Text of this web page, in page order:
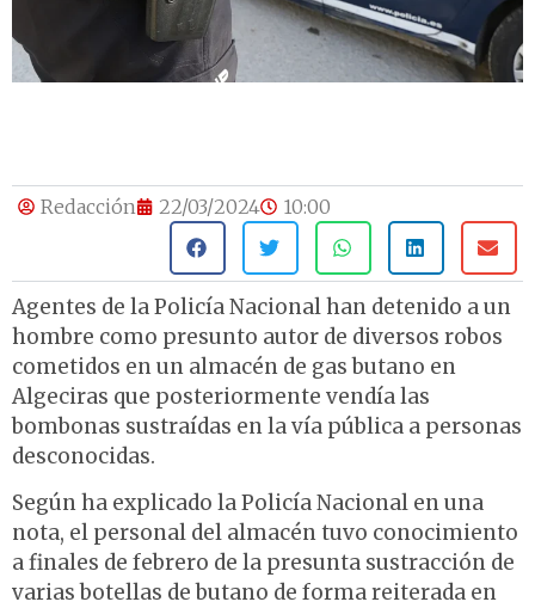
Redacción 22/03/2024 10:00
Agentes de la Policía Nacional han detenido a un
hombre como presunto autor de diversos robos
cometidos en un almacén de gas butano en
Algeciras que posteriormente vendía las
bombonas sustraídas en la vía pública a personas
desconocidas.
Según ha explicado la Policía Nacional en una
nota, el personal del almacén tuvo conocimiento
a finales de febrero de la presunta sustracción de
varias botellas de butano de forma reiterada en